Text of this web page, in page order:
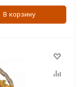
В корзину